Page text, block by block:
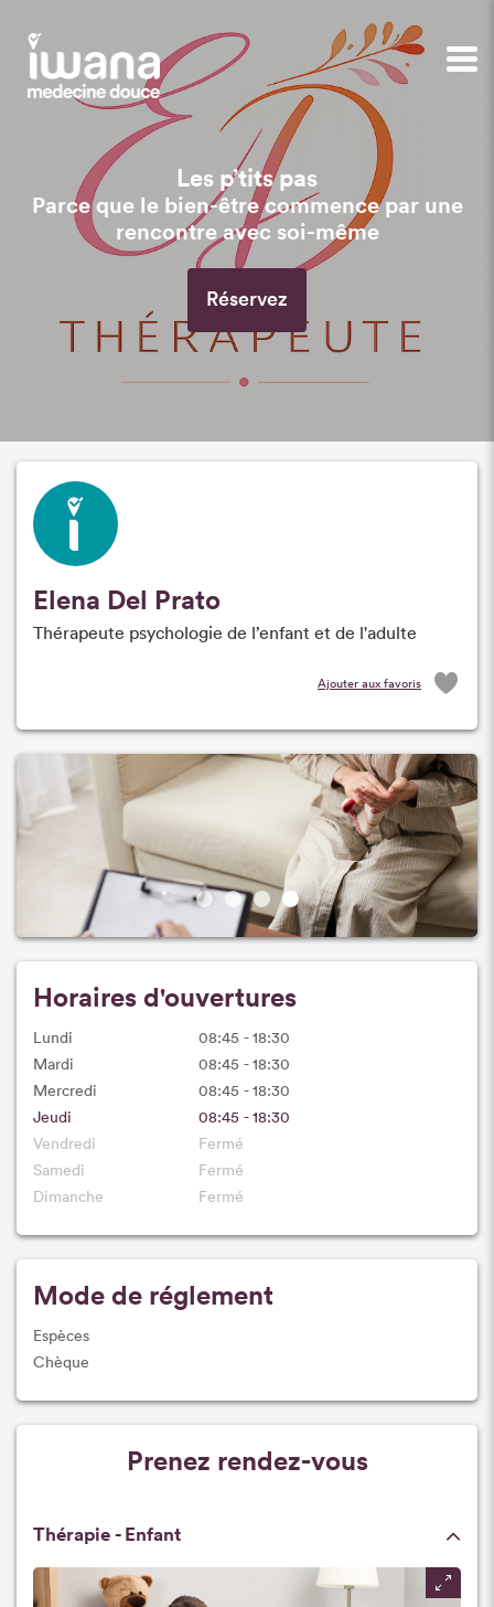
Les p’tits pas
Parce que le bien-être commence par une
rencontre avec soi-même
Réservez
Elena Del Prato
Thérapeute psychologie de l’enfant et de l'adulte
Ajouter aux favoris
Horaires d'ouvertures
Lundi
08:45 - 18:30
Mardi
08:45 - 18:30
Mercredi
08:45 - 18:30
Jeudi
08:45 - 18:30
Vendredi
Fermé
Samedi
Fermé
Dimanche
Fermé
Mode de réglement
Espèces
Chèque
Prenez rendez-vous
Thérapie - Enfant